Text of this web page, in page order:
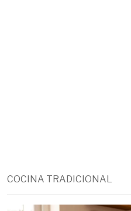
COCINA TRADICIONAL